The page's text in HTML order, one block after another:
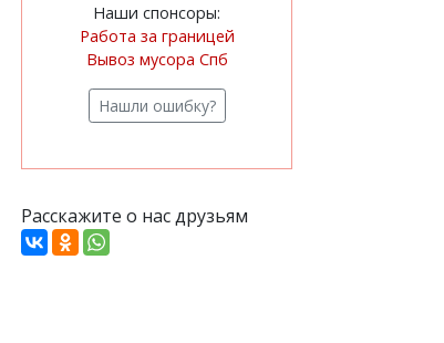
Наши спонсоры:
Работа за границей
Вывоз мусора Спб
Нашли ошибку?
Расскажите о нас друзьям